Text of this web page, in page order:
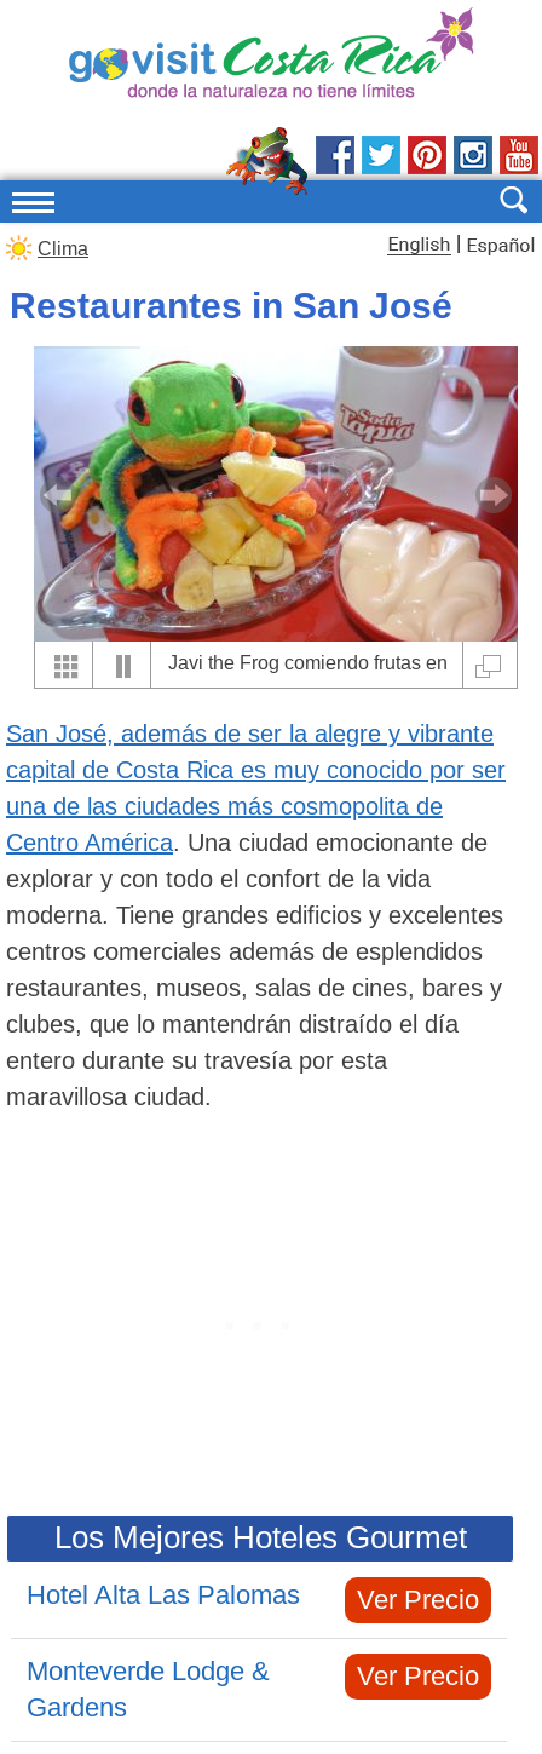
Clima
Restaurantes in San José
Javi the Frog comiendo frutas en
San José, además de ser la alegre y vibrante
capital de Costa Rica es muy conocido por ser
una de las ciudades más cosmopolita de
Centro América. Una ciudad emocionante de
explorar y con todo el confort de la vida
moderna. Tiene grandes edificios y excelentes
centros comerciales además de esplendidos
restaurantes, museos, salas de cines, bares y
clubes, que lo mantendrán distraído el día
entero durante su travesía por esta
maravillosa ciudad.
Los Mejores Hoteles Gourmet
Hotel Alta Las Palomas Ver Precio
Monteverde Lodge &
Gardens
Ver Precio